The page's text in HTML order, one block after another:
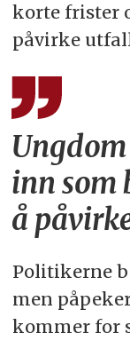
korte frister
påvirke
inn som
å
Politikerne
men
kommer for